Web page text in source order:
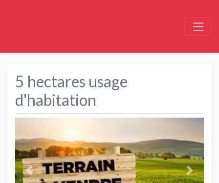
5 hectares usage
d'habitation
Précédent Suivant